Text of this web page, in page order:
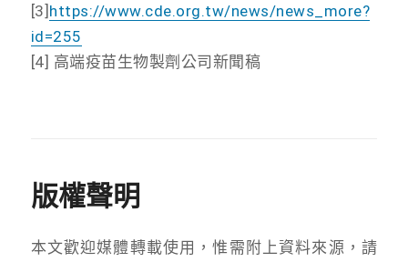
[3] https://www.cde.org.tw/news/news_more?
id=255
[4] 高端疫苗生物製劑公司新聞稿
版權聲明
本文歡迎媒體轉載使用，惟需附上資料來源，請